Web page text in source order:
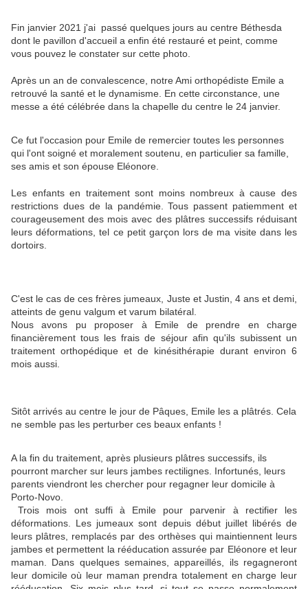
Fin janvier 2021 j'ai passé quelques jours au centre Béthesda
dont le pavillon d'accueil a enfin été restauré et peint, comme
vous pouvez le constater sur cette photo.
Après un an de convalescence, notre Ami orthopédiste Emile a
retrouvé la santé et le dynamisme. En cette circonstance, une
messe a été célébrée dans la chapelle du centre le 24 janvier.
Ce fut l'occasion pour Emile de remercier toutes les personnes
qui l'ont soigné et moralement soutenu, en particulier sa famille,
ses amis et son épouse Eléonore.
Les enfants en traitement sont moins nombreux à cause des
restrictions dues de la pandémie. Tous passent patiemment et
courageusement des mois avec des plâtres successifs réduisant
leurs déformations, tel ce petit garçon lors de ma visite dans les
dortoirs.
C'est le cas de ces frères jumeaux, Juste et Justin, 4 ans et demi,
atteints de genu valgum et varum bilatéral.
Nous avons pu proposer à Emile de prendre en charge
financièrement tous les frais de séjour afin qu'ils subissent un
traitement orthopédique et de kinésithérapie durant environ 6
mois aussi.
Sitôt arrivés au centre le jour de Pâques, Emile les a plâtrés. Cela
ne semble pas les perturber ces beaux enfants !
A la fin du traitement, après plusieurs plâtres successifs, ils
pourront marcher sur leurs jambes rectilignes. Infortunés, leurs
parents viendront les chercher pour regagner leur domicile à
Porto-Novo.
Trois mois ont suffi à Emile pour parvenir à rectifier les
déformations. Les jumeaux sont depuis début juillet libérés de
leurs plâtres, remplacés par des orthèses qui maintiennent leurs
jambes et permettent la rééducation assurée par Eléonore et leur
maman. Dans quelques semaines, appareillés, ils regagneront
leur domicile où leur maman prendra totalement en charge leur